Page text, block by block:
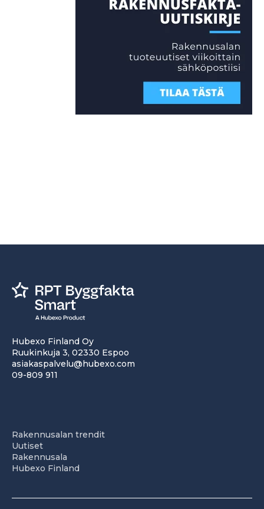
Hubexo Finland Oy
Ruukinkuja 3, 02330 Espoo
asiakaspalvelu@hubexo.com
09-809 911
Rakennusalan trendit
Uutiset
Rakennusala
Hubexo Finland